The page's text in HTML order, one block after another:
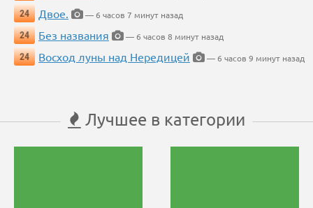
24
Двое.
— 6 часов 7 минут назад
24
Без названия
— 6 часов 8 минут назад
24
Восход луны над Нередицей — 6 часов 9 минут назад
Лучшее в категории